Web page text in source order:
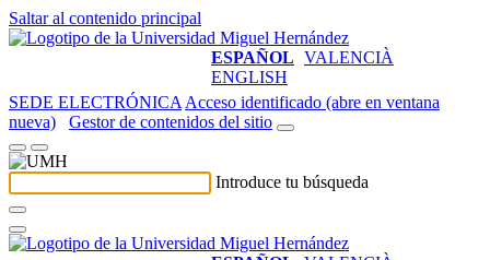
Saltar al contenido principal
ESPAÑOL VALENCIÀ
ENGLISH
SEDE ELECTRÓNICA Acceso identificado (abre en ventana
nueva)
Gestor de contenidos del sitio
Introduce tu búsqueda